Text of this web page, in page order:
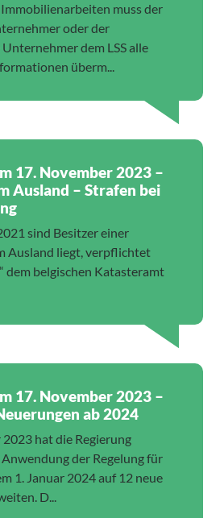
muss der
oder der
dem LSS alle
überm...
17. November 2023 –
Ausland – Strafen bei
sind Besitzer einer
Ausland liegt, verpflichtet
dem belgischen Katasteramt
17. November 2023 –
ab 2024
hat die Regierung
der Regelung für
1. Januar 2024 auf 12 neue
D...